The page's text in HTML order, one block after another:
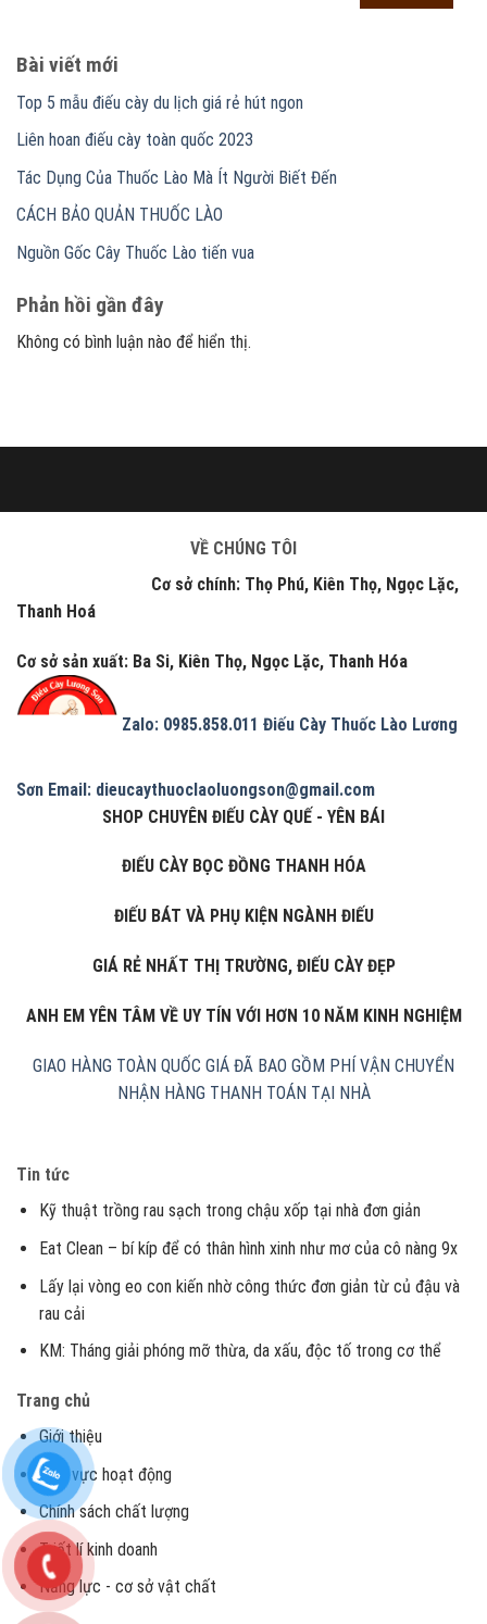
Bài viết mới
Top 5 mẫu điếu cày du lịch giá rẻ hút ngon
Liên hoan điếu cày toàn quốc 2023
Tác Dụng Của Thuốc Lào Mà Ít Người Biết Đến
CÁCH BẢO QUẢN THUỐC LÀO
Nguồn Gốc Cây Thuốc Lào tiến vua
Phản hồi gần đây
Không có bình luận nào để hiển thị.
VỀ CHÚNG TÔI
Cơ sở chính: Thọ Phú, Kiên Thọ, Ngọc Lặc,
Thanh Hoá
Cơ sở sản xuất: Ba Si, Kiên Thọ, Ngọc Lặc, Thanh Hóa
Zalo: 0985.858.011 Điếu Cày Thuốc Lào Lương
Sơn Email: dieucaythuoclaoluongson@gmail.com
SHOP CHUYÊN ĐIẾU CÀY QUẾ - YÊN BÁI
ĐIẾU CÀY BỌC ĐỒNG THANH HÓA
ĐIẾU BÁT VÀ PHỤ KIỆN NGÀNH ĐIẾU
GIÁ RẺ NHẤT THỊ TRƯỜNG, ĐIẾU CÀY ĐẸP
ANH EM YÊN TÂM VỀ UY TÍN VỚI HƠN 10 NĂM KINH NGHIỆM
GIAO HÀNG TOÀN QUỐC GIÁ ĐÃ BAO GỒM PHÍ VẬN CHUYỂN
NHẬN HÀNG THANH TOÁN TẠI NHÀ
Tin tức
Kỹ thuật trồng rau sạch trong chậu xốp tại nhà đơn giản
Eat Clean – bí kíp để có thân hình xinh như mơ của cô nàng 9x
Lấy lại vòng eo con kiến nhờ công thức đơn giản từ củ đậu và
rau cải
KM: Tháng giải phóng mỡ thừa, da xấu, độc tố trong cơ thể
Trang chủ
Giới thiệu
Lĩnh vực hoạt động
Chính sách chất lượng
Triết lí kinh doanh
Năng lực - cơ sở vật chất